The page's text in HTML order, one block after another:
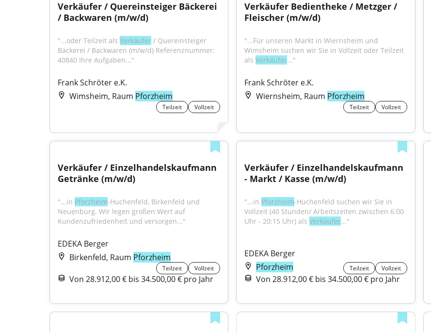
Verkäufer / Quereinsteiger Bäckerei
/ Backwaren (m/w/d)
"...oder Teilzeit als Verkäufer / Quereinsteiger
Bäckerei / Backwaren (m/w/d) Referenznummer:
40840 Ihre Aufgaben..."
Frank Schröter e.K.
Wimsheim, Raum Pforzheim
Teilzeit Vollzeit
Verkäufer Bedientheke / Metzger /
Fleischer (m/w/d)
"...Für unseren Markt in Wiernsheim und
Wimsheim suchen wir Sie in Vollzeit oder Teilzeit
als Verkäufer..."
Frank Schröter e.K.
Wiernsheim, Raum Pforzheim
Teilzeit Vollzeit
Verkäufer / Einzelhandelskaufmann
Getränke (m/w/d)
"...in Pforzheim-Huchenfeld, Birkenfeld und
Neuenbürg. Wir legen großen Wert auf
Kundenzufriedenheit und versorgen..."
EDEKA Berger
Birkenfeld, Raum Pforzheim
Teilzeit Vollzeit
Von 28.912,00 € bis 34.500,00 € pro Jahr
Verkäufer / Einzelhandelskaufmann
- Markt / Kasse (m/w/d)
"...in Pforzheim-Huchenfeld suchen wir Sie in
Vollzeit (40 Stunden/ Arbeitszeiten zwischen 6:00
Uhr - 20:15 Uhr) als Verkäufer..."
EDEKA Berger
Pforzheim
Teilzeit Vollzeit
Von 28.912,00 € bis 34.500,00 € pro Jahr